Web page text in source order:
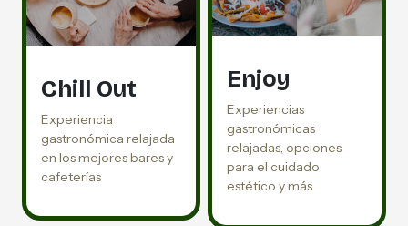
Chill Out
Experiencia
gastronómica relajada
en los mejores bares y
cafeterías
Enjoy
Experiencias
gastronómicas
relajadas, opciones
para el cuidado
estético y más